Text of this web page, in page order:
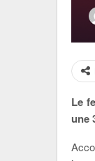
Le
une